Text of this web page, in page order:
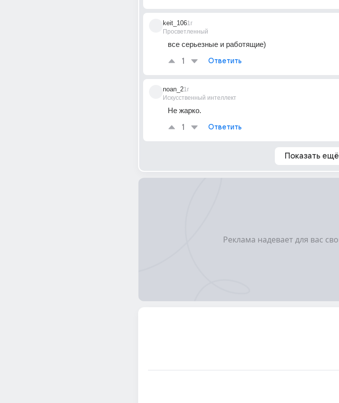
keit_106
Просветленный
1г
все серьезные и работящие)
1 Ответить
noan_2
Искусственный интеллект
1г
Не жарко.
1 Ответить
Показать ещё